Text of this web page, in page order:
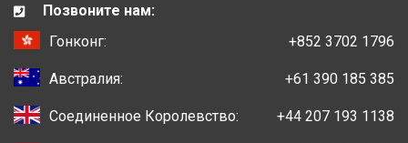
Позвоните нам:
Гонконг:
+852 3702 1796
Австралия: +61 390 185 385
Соединенное Королевство: +44 207 193 1138